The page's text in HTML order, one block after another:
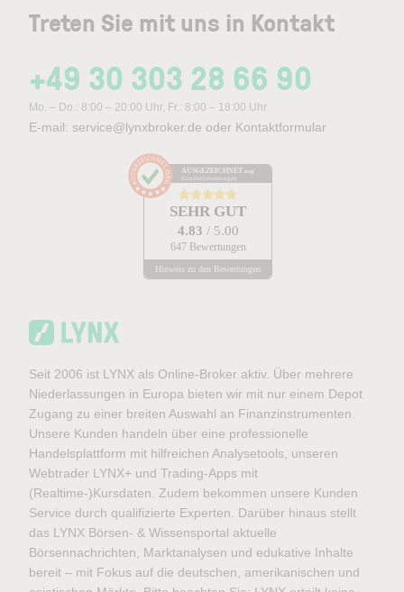
Treten Sie mit uns in Kontakt
+49 30 303 28 66 90
Mo. – Do.: 8:00 – 20:00 Uhr, Fr.: 8:00 – 18:00 Uhr
E-mail: service@lynxbroker.de oder Kontaktformular
AUSGEZEICHNET .org
Kundenbewertungen
SEHR GUT
4.83 / 5.00
647 Bewertungen
Hinweis zu den Bewertungen
Seit 2006 ist LYNX als Online-Broker aktiv. Über mehrere
Niederlassungen in Europa bieten wir mit nur einem Depot
Zugang zu einer breiten Auswahl an Finanzinstrumenten.
Unsere Kunden handeln über eine professionelle
Handelsplattform mit hilfreichen Analysetools, unseren
Webtrader LYNX+ und Trading-Apps mit
(Realtime-)Kursdaten. Zudem bekommen unsere Kunden
Service durch qualifizierte Experten. Darüber hinaus stellt
das LYNX Börsen- & Wissensportal aktuelle
Börsennachrichten, Marktanalysen und edukative Inhalte
bereit – mit Fokus auf die deutschen, amerikanischen und